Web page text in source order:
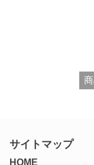
サイトマップ
HOME